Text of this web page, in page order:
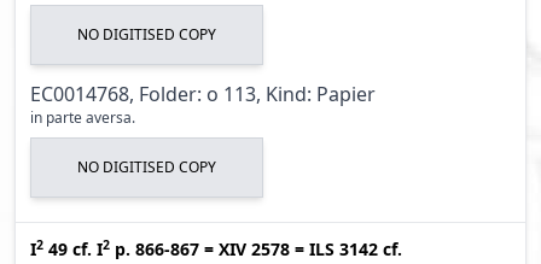
NO DIGITISED COPY
EC0014768, Folder: o 113, Kind: Papier
in parte aversa.
NO DIGITISED COPY
I2 49 cf. I2 p. 866-867 = XIV 2578 = ILS 3142 cf.